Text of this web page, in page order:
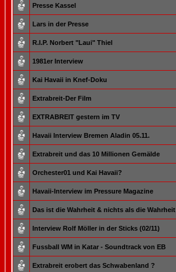
Presse Kassel
Lars in der Presse
R.I.P. Norbert "Laui" Thiel
1981er Interview
Kai Havaii in Knef-Doku
Extrabreit-Der Film
EXTRABREIT gestern im TV
Havaii Interview Bremen Aladin 05.11.
Extrabreit und das 10 Millionen Gemälde
Orchester01 und Kai Havaii?
Havaii-Interview im Pressure Magazine
Das ist die Wahrheit & nichts als die Wahrheit
Interview Rolf Möller in der Sticks (02/11)
Fussball WM in Katar - Soundtrack von EB
Extrabreit erobert das Schwabenland ?